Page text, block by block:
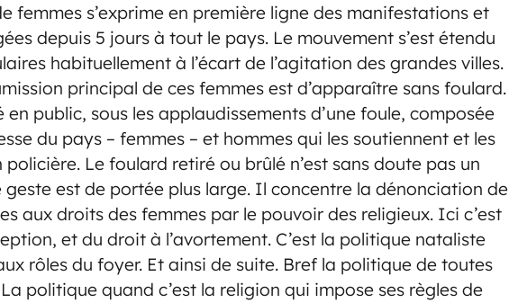
femmes s’exprime en première ligne des manifestations et
depuis 5 jours à tout le pays. Le mouvement s’est étendu
habituellement à l’écart de l’agitation des grandes villes.
principal de ces femmes est d’apparaître sans foulard.
en public, sous les applaudissements d’une foule, composée
du pays – femmes – et hommes qui les soutiennent et les
Le foulard retiré ou brûlé n’est sans doute pas un
geste est de portée plus large. Il concentre la dénonciation de
aux droits des femmes par le pouvoir des religieux. Ici c’est
et du droit à l’avortement. C’est la politique nataliste
rôles du foyer. Et ainsi de suite. Bref la politique de toutes
politique quand c’est la religion qui impose ses règles de